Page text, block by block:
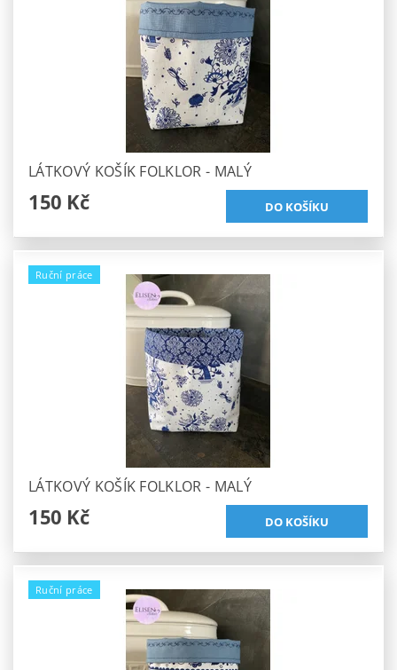
LÁTKOVÝ KOŠÍK FOLKLOR - MALÝ
150 Kč
Ruční práce
LÁTKOVÝ KOŠÍK FOLKLOR - MALÝ
150 Kč
Ruční práce